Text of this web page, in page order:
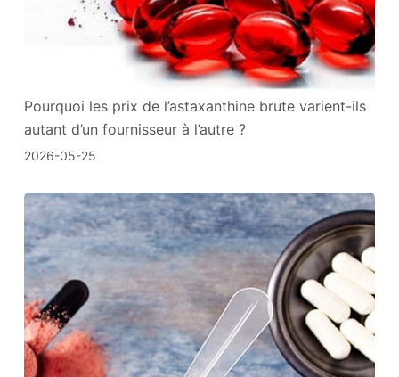
Pourquoi les prix de l’astaxanthine brute varient-ils
autant d’un fournisseur à l’autre ?
2026-05-25